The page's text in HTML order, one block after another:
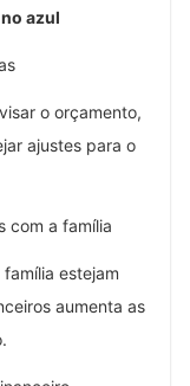
azul
o orçamento,
ajustes para o
com a família
estejam
aumenta as